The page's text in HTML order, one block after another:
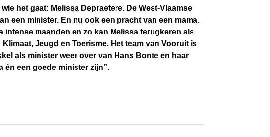
het gaat: Melissa Depraetere. De West-Vlaamse
een minister. En nu ook een pracht van een mama.
intense maanden en zo kan Melissa terugkeren als
Jeugd en Toerisme. Het team van Vooruit is
als minister weer over van Hans Bonte en haar
én een goede minister zijn”.